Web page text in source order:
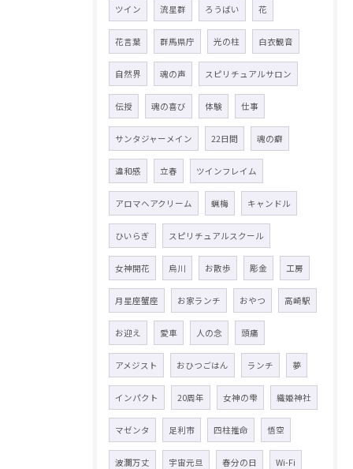
ツイン 流星群 ろうばい 花
花言葉 群馬県庁 光の柱 白衣観音
自然界 魂の声 スピリチュアルサロン
伝授 魂の喜び 体験 仕事
サンタジャーメイン 22日間 魂の癖
違和感 立春 ツインフレイム
アロマヘアクリーム 蝋梅 キャンドル
ひいらぎ スピリチュアルスクール
女神開花 烏川 お散歩 彫金 工房
月星座蟹座 お家ランチ おやつ 高崎駅
お迎え 愛車 人の念 頭痛
アメジスト おひつごはん ランチ 夢
インパクト 20周年 女神の雫 織姫神社
マゼンタ 足利市 四柱推命 悟空
波瀾万丈 宇宙元旦 春分の日 Wi-Fi